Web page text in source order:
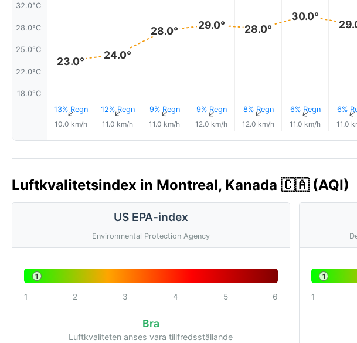
32.0°C
28.0°C
25.0°C
22.0°C
18.0°C
23.0°
13% Regn
↑
10.0 km/h
24.0°
12% Regn
↑
11.0 km/h
28.0°
9% Regn
↑
11.0 km/h
29.0°
9% Regn
↑
12.0 km/h
28.0°
8% Regn
↑
12.0 km/h
30.0°
6% Regn
↑
11.0 km/h
6%
11.0
Luftkvalitetsindex in Montreal, Kanada 🇨🇦 (AQI)
US EPA-index
Environmental Protection Agency
1
1 2 3 4 5 6
Bra
Luftkvaliteten anses vara tillfredsställande
1
1